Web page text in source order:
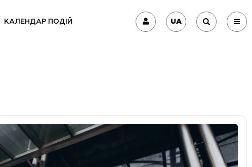
КАЛЕНДАР ПОДІЙ UA